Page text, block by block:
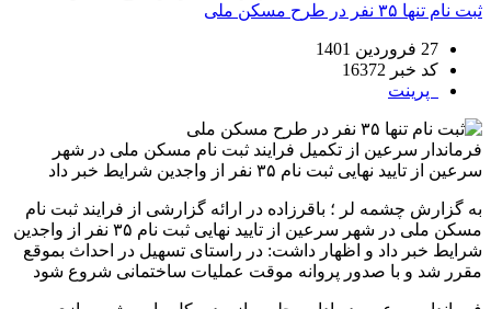
ثبت نام تنها ۳۵ نفر در طرح مسکن ملی
27 فروردین 1401
کد خبر 16372
پرینت
فرماندار سرعین از تکمیل فرایند ثبت نام مسکن ملی در شهر
سرعین از تایید نهایی ثبت نام ۳۵ نفر از واجدین شرایط خبر داد
به گزارش چشمه لر ؛ باقرزاده در ارائه گزارشی از فرایند ثبت نام
مسکن ملی در شهر سرعین از تایید نهایی ثبت نام ۳۵ نفر از واجدین
شرایط خبر داد و اظهار داشت: در راستای تسهیل در احداث بموقع
مقرر شد و با صدور پروانه موقت عملیات ساختمانی شروع شود